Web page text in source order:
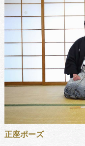
正座ポーズ